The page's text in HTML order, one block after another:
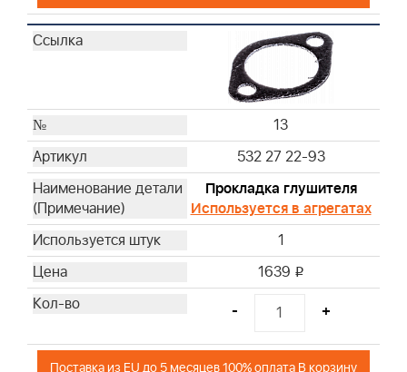
13
532 27 22-93
Прокладка глушителя
Используется в агрегатах
1
1639 i
- +
Поставка из EU до 5 месяцев 100% оплата В корзину